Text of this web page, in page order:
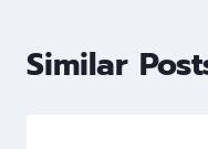
Similar